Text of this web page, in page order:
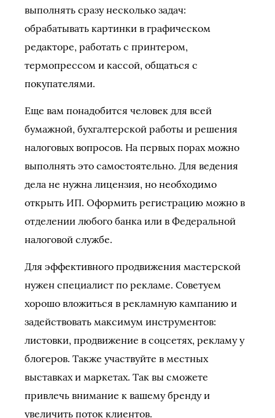
выполнять сразу несколько задач:
обрабатывать картинки в графическом
редакторе, работать с принтером,
термопрессом и кассой, общаться с
покупателями.
Еще вам понадобится человек для всей
бумажной, бухгалтерской работы и решения
налоговых вопросов. На первых порах можно
выполнять это самостоятельно. Для ведения
дела не нужна лицензия, но необходимо
открыть ИП. Оформить регистрацию можно в
отделении любого банка или в Федеральной
налоговой службе.
Для эффективного продвижения мастерской
нужен специалист по рекламе. Советуем
хорошо вложиться в рекламную кампанию и
задействовать максимум инструментов:
листовки, продвижение в соцсетях, рекламу у
блогеров. Также участвуйте в местных
выставках и маркетах. Так вы сможете
привлечь внимание к вашему бренду и
увеличить поток клиентов.